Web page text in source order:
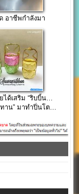
อาชีพกำลังมา
ด้เสริม “ริบบิ้น…
าน” มาทำปิ่นโต…